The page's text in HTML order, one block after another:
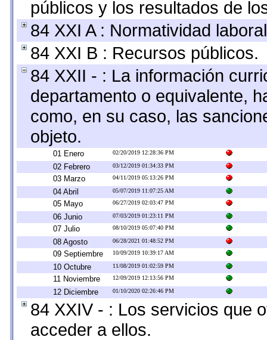
públicos y los resultados de
84 XXI A : Normatividad
84 XXI B : Recursos públicos.
84 XXII - : La información
departamento o equivalente,
como, en su caso, las
objeto.
01 Enero 02/20/2019 12:28:36 PM
02 Febrero 03/12/2019 01:34:33 PM
03 Marzo 04/11/2019 05:13:26 PM
04 Abril 05/07/2019 11:07:25 AM
05 Mayo 06/27/2019 02:03:47 PM
06 Junio 07/03/2019 01:23:11 PM
07 Julio 08/10/2019 05:07:40 PM
08 Agosto 06/28/2021 01:48:52 PM
09 Septiembre 10/09/2019 10:39:17 AM
10 Octubre 11/08/2019 01:02:59 PM
11 Noviembre 12/09/2019 12:13:56 PM
12 Diciembre 01/10/2020 02:26:46 PM
84 XXIV - : Los servicios que
acceder a ellos.